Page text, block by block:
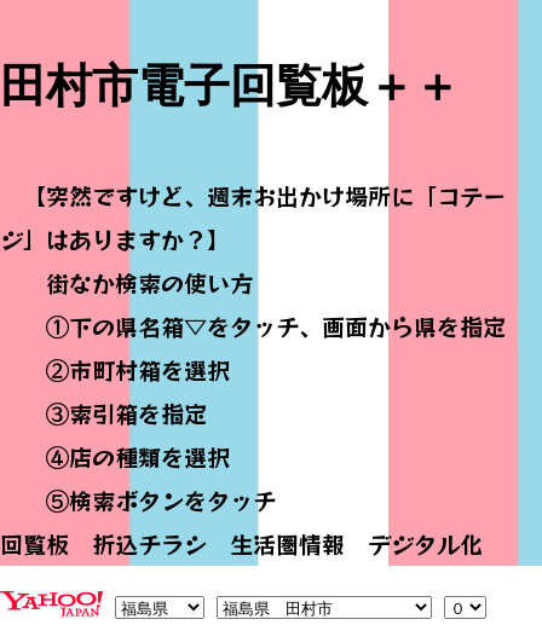
田村市電子回覧板＋＋
【突然ですけど、週末お出かけ場所に「コテー
ジ」はありますか？】
街なか検索の使い方
①下の県名箱▽をタッチ、画面から県を指定
②市町村箱を選択
③索引箱を指定
④店の種類を選択
⑤検索ボタンをタッチ
回覧板 折込チラシ 生活圏情報 デジタル化